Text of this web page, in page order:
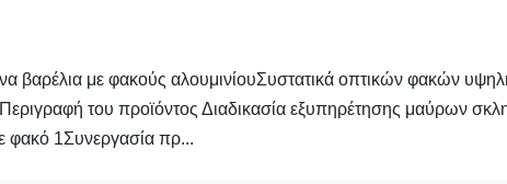
βαρέλια με φακούς αλουμινίουΣυστατικά οπτικών φακών
του προϊόντος Διαδικασία εξυπηρέτησης μαύρων
φακό 1Συνεργασία πρ...